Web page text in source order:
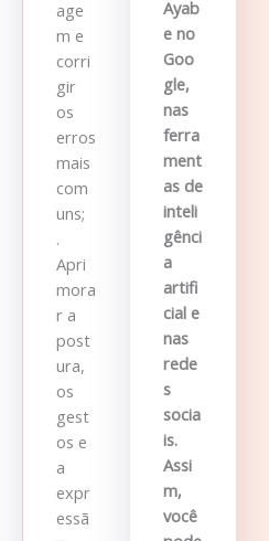
age
m e
corri
gir
os
erros
mais
com
uns;
.
Apri
mora
r a
post
ura,
os
gest
os e
a
expr
essã
Ayab
e no
Goo
gle,
nas
ferra
ment
as de
inteli
gênci
a
artifi
cial e
nas
rede
s
socia
is.
Assi
m,
você